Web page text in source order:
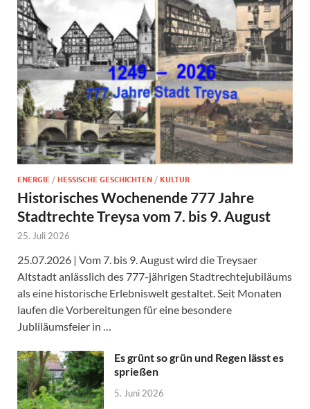
ENERGIE / HESSISCHE GESCHICHTEN / KULTUR
Historisches Wochenende 777 Jahre
Stadtrechte Treysa vom 7. bis 9. August
25. Juli 2026
25.07.2026 | Vom 7. bis 9. August wird die Treysaer
Altstadt anlässlich des 777-jährigen Stadtrechtejubiläums
als eine historische Erlebniswelt gestaltet. Seit Monaten
laufen die Vorbereitungen für eine besondere
Jubliläumsfeier in …
Es grünt so grün und Regen lässt es
sprießen
5. Juni 2026